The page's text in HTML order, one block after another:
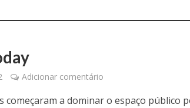
Adicionar comentário
começaram a dominar o espaço público